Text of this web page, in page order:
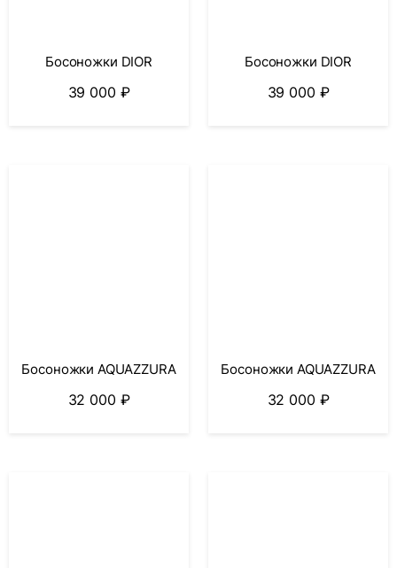
Босоножки DIOR
39 000 ₽
Босоножки DIOR
39 000 ₽
Босоножки AQUAZZURA
32 000 ₽
Босоножки AQUAZZURA
32 000 ₽